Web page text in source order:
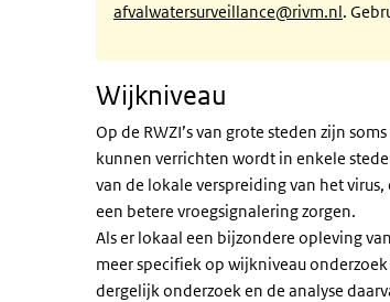
afvalwatersurveillance@rivm.nl.
Wijkniveau
Op de RWZI’s van grote steden zijn
kunnen verrichten wordt in enkele
van de lokale verspreiding van het
een betere vroegsignalering zorgen.
Als er lokaal een bijzondere opleving
meer specifiek op wijkniveau
dergelijk onderzoek en de analyse